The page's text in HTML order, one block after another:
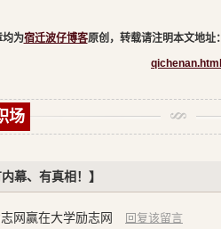
均为宿迁波仔博客原创，转载请注明本文地址：
qichenan.html
场
幕、有真相！】
网赢在大学励志网 回复该留言